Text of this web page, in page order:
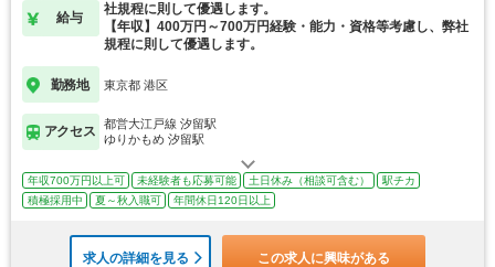
給与
社規程に則して優遇します。
【年収】400万円～700万円経験・能力・資格等考慮し、弊社
規程に則して優遇します。
勤務地 東京都 港区
アクセス
都営大江戸線 汐留駅
ゆりかもめ 汐留駅
年収700万円以上可 未経験者も応募可能 土日休み（相談可含む）
駅チカ
積極採用中
夏～秋入職可 年間休日120日以上
求人の詳細を見る この求人に興味がある